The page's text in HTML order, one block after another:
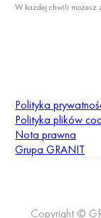
W każdej chwili możesz
Polityka
Polityka plików
Nota prawna
Grupa GRANIT
Copyright ©